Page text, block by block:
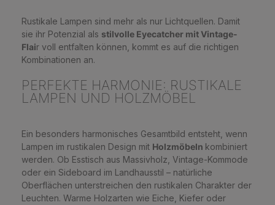
Rustikale Lampen sind mehr als nur Lichtquellen. Damit
sie ihr Potenzial als stilvolle Eyecatcher mit Vintage-
Flair voll entfalten können, kommt es auf die richtigen
Kombinationen an.
PERFEKTE HARMONIE: RUSTIKALE
LAMPEN UND HOLZMÖBEL
Ein besonders harmonisches Gesamtbild entsteht, wenn
Lampen im rustikalen Design mit Holzmöbeln kombiniert
werden. Ob Esstisch aus Massivholz, Vintage-Kommode
oder ein Sideboard im Landhausstil – natürliche
Oberflächen unterstreichen den rustikalen Charakter der
Leuchten. Warme Holzarten wie Eiche, Kiefer oder